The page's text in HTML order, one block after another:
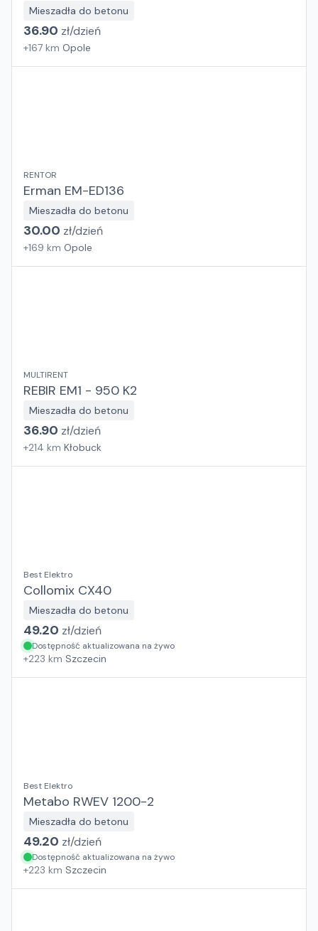
Mieszadła do betonu
36.90 zł/dzień
+167 km Opole
RENTOR
Erman EM-ED136
Mieszadła do betonu
30.00 zł/dzień
+169 km Opole
MULTIRENT
REBIR EM1 - 950 K2
Mieszadła do betonu
36.90 zł/dzień
+214 km Kłobuck
Best Elektro
Collomix CX40
Mieszadła do betonu
49.20 zł/dzień
Dostępność aktualizowana na żywo
+223 km Szczecin
Best Elektro
Metabo RWEV 1200-2
Mieszadła do betonu
49.20 zł/dzień
Dostępność aktualizowana na żywo
+223 km Szczecin